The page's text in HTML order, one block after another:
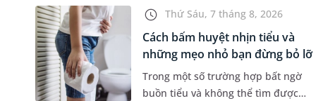
đường hô hấp hay không. Những
chia sẻ dưới đây sẽ giúp ch...
Thứ Sáu, 7 tháng 8, 2026
Cách bấm huyệt nhịn tiểu và
những mẹo nhỏ bạn đừng bỏ lỡ
Trong một số trường hợp bất ngờ
buồn tiểu và không thể tìm được